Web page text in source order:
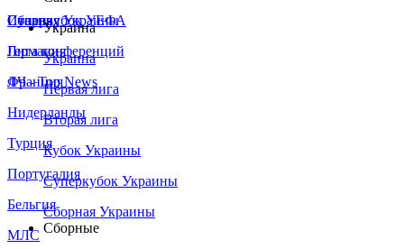
Сборная Украины
Италия
Германия
Франция
Нидерланды
Турция
Португалия
Бельгия
МЛС
Суперкубок УЕФА
Лига конференций
ЛЧ - Top News
Украина
Украина
Первая лига
Вторая лига
Кубок Украины
Суперкубок Украины
Сборная Украины
Сборные